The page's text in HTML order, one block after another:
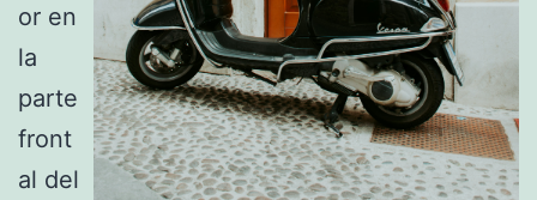
or en
la
parte
front
al del